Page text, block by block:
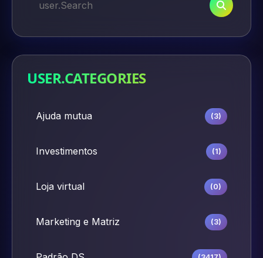
USER.CATEGORIES
Ajuda mutua (3)
Investimentos (1)
Loja virtual (0)
Marketing e Matriz (3)